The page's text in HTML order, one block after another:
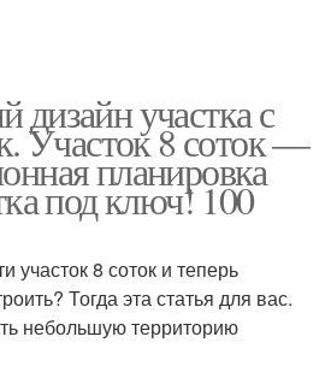
участка с
Участок 8 соток —
планировка
под ключ! 100
8 соток и теперь
Тогда эта статья для вас.
небольшую территорию